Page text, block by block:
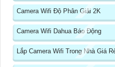
Camera Wifi Độ Phân Giải 2K
Camera Wifi Dahua Báo Động
Lắp Camera Wifi Trong Nhà Giá